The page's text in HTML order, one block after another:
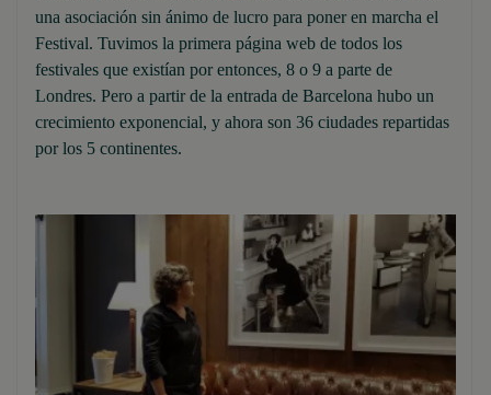
una asociación sin ánimo de lucro para poner en marcha el
Festival. Tuvimos la primera página web de todos los
festivales que existían por entonces, 8 o 9 a parte de
Londres. Pero a partir de la entrada de Barcelona hubo un
crecimiento exponencial, y ahora son 36 ciudades repartidas
por los 5 continentes.